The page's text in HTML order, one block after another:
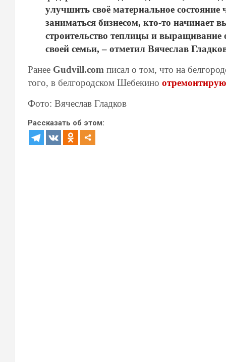
улучшить своё материальное состояние
заниматься бизнесом, кто-то
строительство теплицы и выращивание
своей семьи, – отметил Вячеслав
Ранее Gudvill.com писал о том, что на
того, в белгородском Шебекино
Фото: Вячеслав Гладков
Рассказать об этом: